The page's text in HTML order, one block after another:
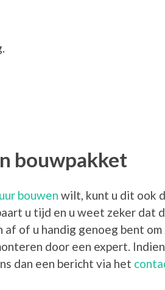
bouwpakket
bouwen wilt, kunt u dit ook
u tijd en u weet zeker dat
af of u handig genoeg bent
door een expert.
dan een bericht via het